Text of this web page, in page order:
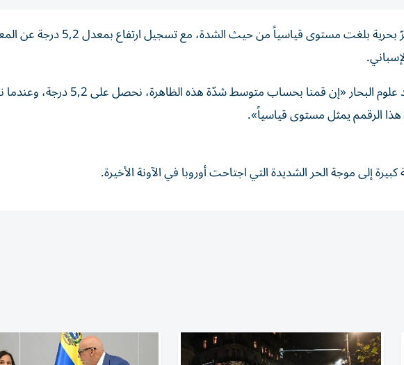
يشهد شمال غرب البحر المتوسط موجة حرّ بحرية بلغت مستوى قياسياً من حيث
وقال خوستينو مارتيينيز، الباحث في معهد علوم البحار «إن قمنا بحساب متوسط شدّة هذه
الرقمم يمثل مستوى قياسياً».
إلى موجة الحر الشديدة التي اجتاحت أوروبا في الآونة الأخيرة.